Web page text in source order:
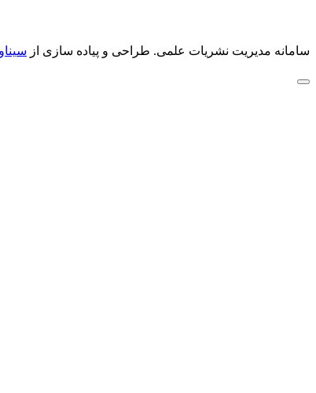
سامانه مدیریت نشریات علمی. طراحی و پیاده سازی از